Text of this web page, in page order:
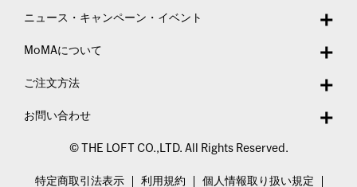
ニュース・キャンペーン・イベント
MoMAについて
ご注文方法
お問い合わせ
© THE LOFT CO.,LTD. All Rights Reserved.
特定商取引法表示 利用規約 個人情報取り扱い規定